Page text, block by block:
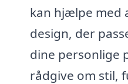
kan hjælpe med
design, der
dine personlige
rådgive om stil,